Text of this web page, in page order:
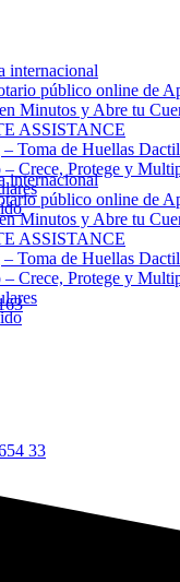
internacional
público online de
Minutos y Abre tu
ASSISTANCE
Toma de Huellas
Crece, Protege y
internacional
público online de
Minutos y Abre tu
ASSISTANCE
Toma de Huellas
Crece, Protege y
33